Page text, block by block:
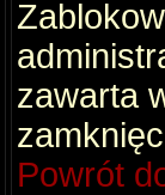
zawarta
Powrót